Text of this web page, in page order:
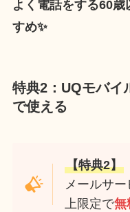
よく電話をする60
すめ✨
特典2：UQモバイ
で使える
【特典2】
メールサ
上限定で無